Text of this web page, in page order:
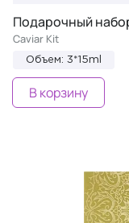
Подарочный
Caviar Kit
Объем: 3*15ml
В корзину